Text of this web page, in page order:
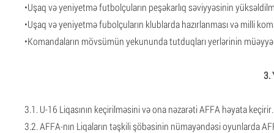
•Uşaq və yeniyetmə futbolçuların peşəkarlıq səviyyəsinin
•Uşaq və yeniyetmə fubolçuların klublarda hazırlanması və milli
•Komandaların mövsümün yekununda tutduqları yerlərinin
3.
3.1. U-16 Liqasının keçirilməsini və ona nəzarəti AFFA həyata keçirir.
3.2. AFFA-nın Liqaların təşkili şöbəsinin nümayəndəsi oyunlarda